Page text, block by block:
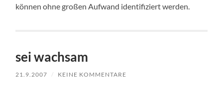
können ohne großen Aufwand identifiziert werden.
sei wachsam
21.9.2007 / KEINE KOMMENTARE